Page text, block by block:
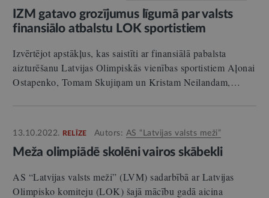
IZM gatavo grozījumus līgumā par valsts
finansiālo atbalstu LOK sportistiem
Izvērtējot apstākļus, kas saistīti ar finansiālā pabalsta
aizturēšanu Latvijas Olimpiskās vienības sportistiem Aļonai
Ostapenko, Tomam Skujiņam un Kristam Neilandam,…
13.10.2022. RELĪZE Autors: AS “Latvijas valsts meži”
Meža olimpiādē skolēni vairos skābekli
AS “Latvijas valsts meži” (LVM) sadarbībā ar Latvijas
Olimpisko komiteju (LOK) šajā mācību gadā aicina